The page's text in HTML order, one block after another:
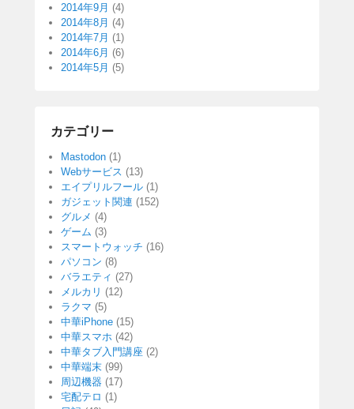
2014年9月 (4)
2014年8月 (4)
2014年7月 (1)
2014年6月 (6)
2014年5月 (5)
カテゴリー
Mastodon (1)
Webサービス (13)
エイプリルフール (1)
ガジェット関連 (152)
グルメ (4)
ゲーム (3)
スマートウォッチ (16)
パソコン (8)
バラエティ (27)
メルカリ (12)
ラクマ (5)
中華iPhone (15)
中華スマホ (42)
中華タブ入門講座 (2)
中華端末 (99)
周辺機器 (17)
宅配テロ (1)